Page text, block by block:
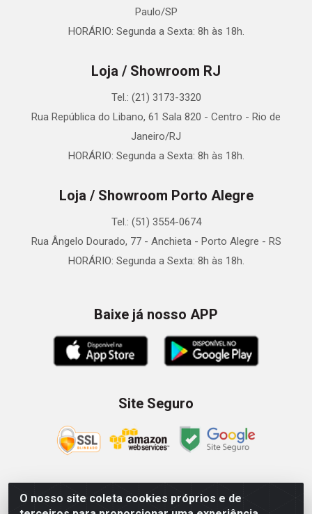
O nosso site coleta cookies próprios e de
Paulo/SP
HORÁRIO: Segunda a Sexta: 8h às 18h.
Loja / Showroom RJ
Tel.: (21) 3173-3320
Rua República do Libano, 61 Sala 820 - Centro - Rio de
Janeiro/RJ
HORÁRIO: Segunda a Sexta: 8h às 18h.
Loja / Showroom Porto Alegre
Tel.: (51) 3554-0674
Rua Ângelo Dourado, 77 - Anchieta - Porto Alegre - RS
HORÁRIO: Segunda a Sexta: 8h às 18h.
Baixe já nosso APP
Site Seguro
Zein Importação e Comércio LTDA - Av. Senador Queiróz, 274